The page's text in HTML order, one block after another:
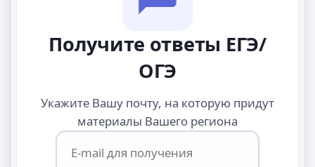
Получите ответы ЕГЭ/
ОГЭ
Укажите Вашу почту, на которую придут
материалы Вашего региона